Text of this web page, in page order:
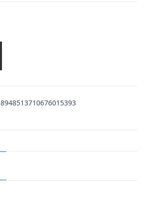
8948513710676015393